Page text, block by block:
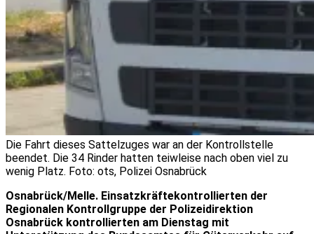
Die Fahrt dieses Sattelzuges war an der Kontrollstelle
beendet. Die 34 Rinder hatten teiwleise nach oben viel zu
wenig Platz. Foto: ots, Polizei Osnabrück
Osnabrück/Melle. Einsatzkräftekontrollierten der
Regionalen Kontrollgruppe der Polizeidirektion
Osnabrück kontrollierten am Dienstag mit